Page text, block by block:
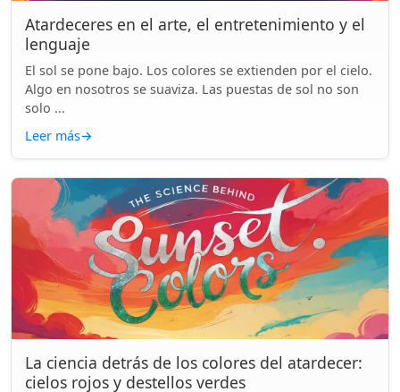
Atardeceres en el arte, el entretenimiento y el
lenguaje
El sol se pone bajo. Los colores se extienden por el cielo.
Algo en nosotros se suaviza. Las puestas de sol no son
solo ...
Leer más→
La ciencia detrás de los colores del atardecer:
cielos rojos y destellos verdes